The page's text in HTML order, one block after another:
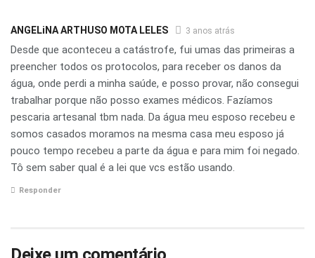
ANGELiNA ARTHUSO MOTA LELES 3 anos atrás
Desde que aconteceu a catástrofe, fui umas das primeiras a
preencher todos os protocolos, para receber os danos da
água, onde perdi a minha saúde, e posso provar, não consegui
trabalhar porque não posso exames médicos. Fazíamos
pescaria artesanal tbm nada. Da água meu esposo recebeu e
somos casados moramos na mesma casa meu esposo já
pouco tempo recebeu a parte da água e para mim foi negado.
Tô sem saber qual é a lei que vcs estão usando.
Responder